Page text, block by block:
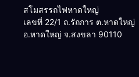
สโมสรรถไฟหาดใหญ่
เลขที่ 22/1 ถ.รัถการ ต.หาดใหญ่
อ.หาดใหญ่ จ.สงขลา 90110